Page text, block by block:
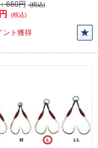
660円 (税込)
(税込)
ント獲得